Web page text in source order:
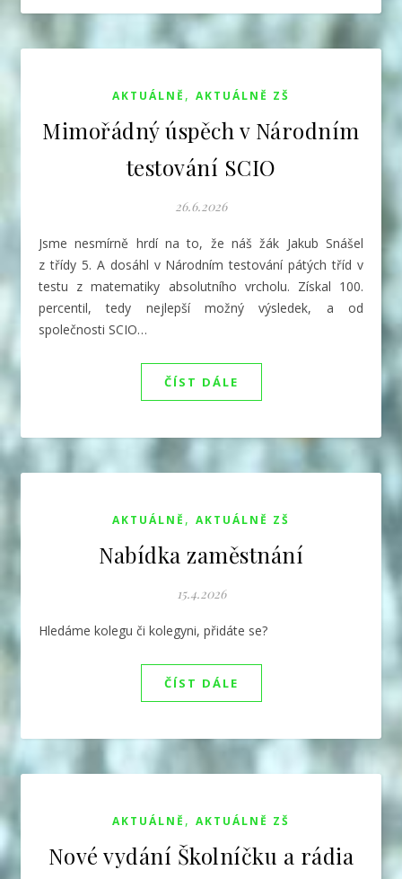
AKTUÁLNĚ , AKTUÁLNĚ ZŠ
Mimořádný úspěch v Národním
testování SCIO
26.6.2026
Jsme nesmírně hrdí na to, že náš žák Jakub Snášel
z třídy 5. A dosáhl v Národním testování pátých tříd v
testu z matematiky absolutního vrcholu. Získal 100.
percentil, tedy nejlepší možný výsledek, a od
společnosti SCIO…
ČÍST DÁLE
AKTUÁLNĚ , AKTUÁLNĚ ZŠ
Nabídka zaměstnání
15.4.2026
Hledáme kolegu či kolegyni, přidáte se?
ČÍST DÁLE
AKTUÁLNĚ , AKTUÁLNĚ ZŠ
Nové vydání Školníčku a rádia